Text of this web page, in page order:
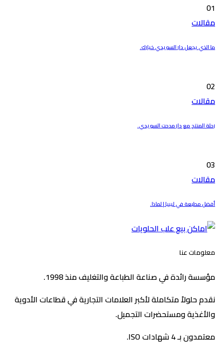
01
مقالات
ما الذي يجعل دار السويدي خيارك.
02
مقالات
رحلة المنتج مع دار مدحت السويدي.
03
مقالات
أفضل مطبعة في ليبيا | لماذا.
معلومات عنا
مؤسسة رائدة في صناعة الطباعة والتغليف منذ 1998.
نقدم حلولاً متكاملة لأكبر العلامات التجارية في قطاعات الأدوية
والأغذية ومستحضرات التجميل.
معتمدون بـ 4 شهادات ISO.